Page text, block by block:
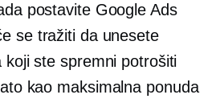
postavite Google Ads
se tražiti da unesete
koji ste spremni potrošiti
kao maksimalna ponuda